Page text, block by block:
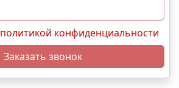
политикой конфиденциальности
Заказать звонок